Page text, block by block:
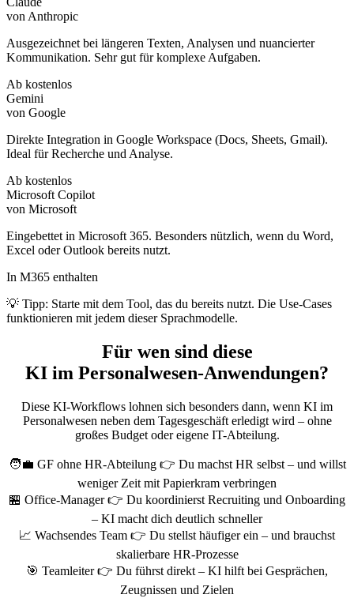
von Anthropic
Ausgezeichnet bei längeren Texten, Analysen und nuancierter
Kommunikation. Sehr gut für komplexe Aufgaben.
Ab kostenlos
Gemini
von Google
Direkte Integration in Google Workspace (Docs, Sheets, Gmail).
Ideal für Recherche und Analyse.
Ab kostenlos
Microsoft Copilot
von Microsoft
Eingebettet in Microsoft 365. Besonders nützlich, wenn du Word,
Excel oder Outlook bereits nutzt.
In M365 enthalten
💡 Tipp: Starte mit dem Tool, das du bereits nutzt. Die Use-Cases
funktionieren mit jedem dieser Sprachmodelle.
Für wen sind diese
KI im Personalwesen-Anwendungen?
Diese KI-Workflows lohnen sich besonders dann, wenn KI im
Personalwesen neben dem Tagesgeschäft erledigt wird – ohne
großes Budget oder eigene IT-Abteilung.
🧑‍💼 GF ohne HR-Abteilung 👉 Du machst HR selbst – und willst
weniger Zeit mit Papierkram verbringen
🏪 Office-Manager 👉 Du koordinierst Recruiting und Onboarding
– KI macht dich deutlich schneller
📈 Wachsendes Team 👉 Du stellst häufiger ein – und brauchst
skalierbare HR-Prozesse
🎯 Teamleiter 👉 Du führst direkt – KI hilft bei Gesprächen,
Zeugnissen und Zielen